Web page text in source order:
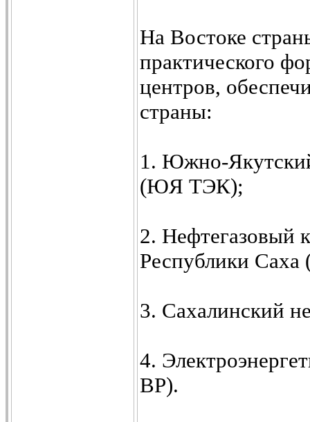
На Востоке
практического
центров,
страны:
1. Южно-
(ЮЯ ТЭК);
2. Нефтегазовый
Республики
3. Сахалинский
4.
ВР).